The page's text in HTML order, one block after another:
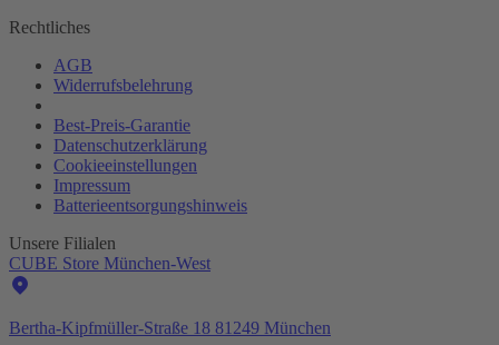
Rechtliches
AGB
Widerrufsbelehrung
Best-Preis-Garantie
Datenschutzerklärung
Cookieeinstellungen
Impressum
Batterieentsorgungshinweis
Unsere Filialen
CUBE Store München-West
Bertha-Kipfmüller-Straße 18 81249 München